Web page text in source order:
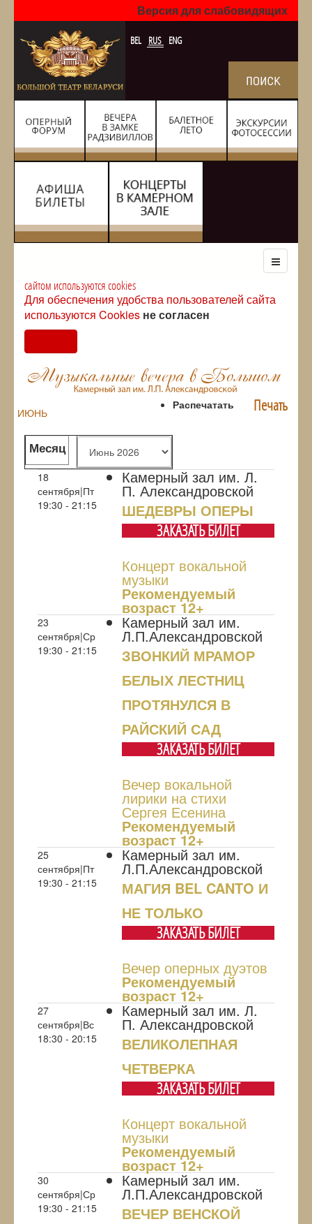
Версия для слабовидящих
BEL RUS ENG
сайтом используются cookies
Для обеспечения удобства пользователей сайта
используются Cookies не согласен
ИЮНЬ
Месяц
Печать
Распечатать
18
сентября|Пт
19:30 - 21:15
Камерный зал им. Л.
П. Александровской
ШЕДЕВРЫ ОПЕРЫ
ЗАКАЗАТЬ БИЛЕТ
Концерт вокальной
музыки
Рекомендуемый
возраст 12+
23
сентября|Ср
19:30 - 21:15
Камерный зал им.
Л.П.Александровской
ЗВОНКИЙ МРАМОР
БЕЛЫХ ЛЕСТНИЦ
ПРОТЯНУЛСЯ В
РАЙСКИЙ САД
ЗАКАЗАТЬ БИЛЕТ
Вечер вокальной
лирики на стихи
Сергея Есенина
Рекомендуемый
возраст 12+
25
сентября|Пт
19:30 - 21:15
Камерный зал им.
Л.П.Александровской
МАГИЯ BEL CANTO И
НЕ ТОЛЬКО
ЗАКАЗАТЬ БИЛЕТ
Вечер оперных дуэтов
Рекомендуемый
возраст 12+
27
сентября|Вс
18:30 - 20:15
Камерный зал им. Л.
П. Александровской
ВЕЛИКОЛЕПНАЯ
ЧЕТВЕРКА
ЗАКАЗАТЬ БИЛЕТ
Концерт вокальной
музыки
Рекомендуемый
возраст 12+
30
сентября|Ср
19:30 - 21:15
Камерный зал им.
Л.П.Александровской
ВЕЧЕР ВЕНСКОЙ